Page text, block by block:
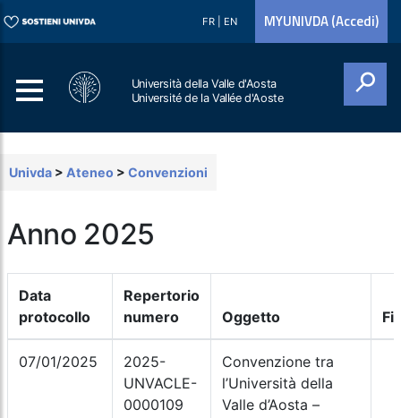
FR EN MYUNIVDA (Accedi)
Università della Valle d'Aosta
Université de la Vallée d'Aoste
Univda > Ateneo > Convenzioni
Anno 2025
Data
protocollo
Repertorio
numero
Oggetto
07/01/2025
2025-
UNVACLE-
0000109
Convenzione tra
l’Università della
Valle d’Aosta –